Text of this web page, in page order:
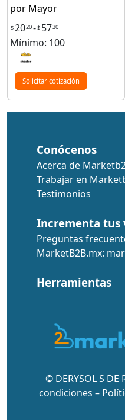
por Mayor
$2020-$ 5730
Mínimo: 100
Solicitar cotización
Conócenos
Acerca de
Trabajar en
Testimonios
Incrementa tus
Preguntas
MarketB2B.mx:
Herramientas
© DERYSOL S DE
condiciones –